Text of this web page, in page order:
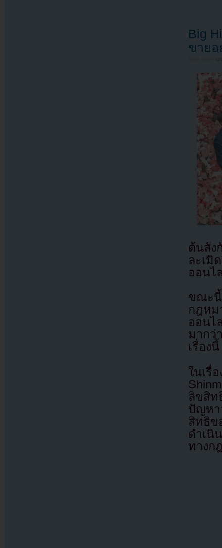
Big
ขายอ
ต้นสัง
ละเมิ
ออนไ
ขณะนี้
กฎห
ออนไ
มากว่
เรื่องนี้
ในเรื่
ลิขสิท
ปัญหา
สิทธิข
ดำเนิ
ทางก